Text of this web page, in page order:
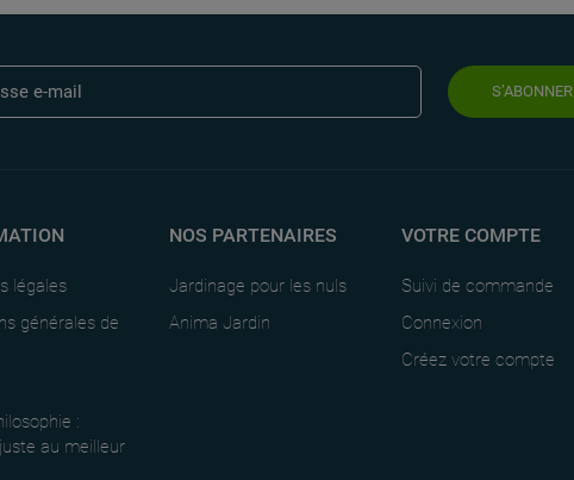
S’ABONNER
légales
générales de
:
au meilleur
NOS PARTENAIRES
Jardinage pour les nuls
Anima Jardin
VOTRE COMPTE
Suivi de commande
Connexion
Créez votre compte